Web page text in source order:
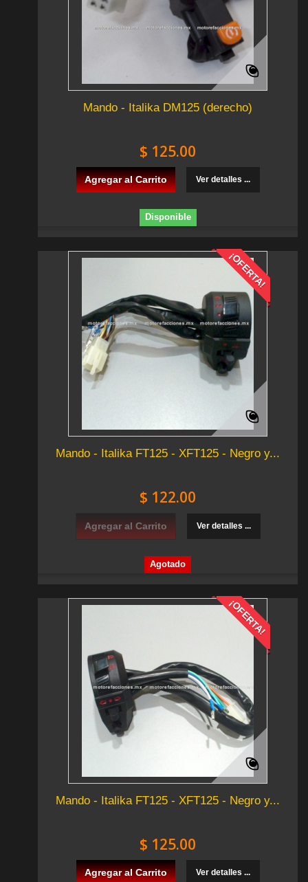
Mando - Italika DM125 (derecho)
$ 125.00
Agregar al Carrito Ver detalles ...
Disponible
¡OFERTA!
Mando - Italika FT125 - XFT125 - Negro y...
$ 122.00
Agregar al Carrito Ver detalles ...
Agotado
¡OFERTA!
Mando - Italika FT125 - XFT125 - Negro y...
$ 125.00
Agregar al Carrito Ver detalles ...